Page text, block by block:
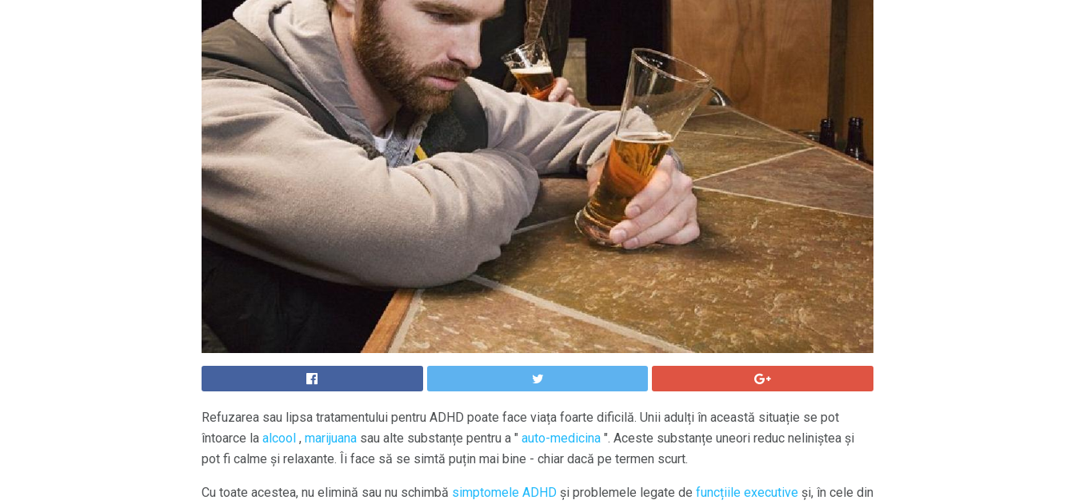
Refuzarea sau lipsa tratamentului pentru ADHD poate face viața foarte dificilă. Unii adulți în această situație se pot
întoarce la alcool , marijuana sau alte substanțe pentru a " auto-medicina ". Aceste substanțe uneori reduc neliniștea și
pot fi calme și relaxante. Îi face să se simtă puțin mai bine - chiar dacă pe termen scurt.
Cu toate acestea, nu elimină sau nu schimbă simptomele ADHD și problemele legate de funcțiile executive și, în cele din